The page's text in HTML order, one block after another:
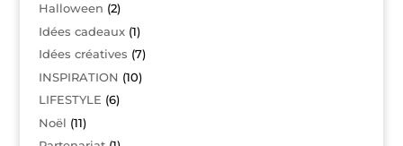
Halloween (2)
Idées cadeaux(1)
Idées créatives (7)
INSPIRATION (10)
LIFESTYLE (6)
Noël (11)